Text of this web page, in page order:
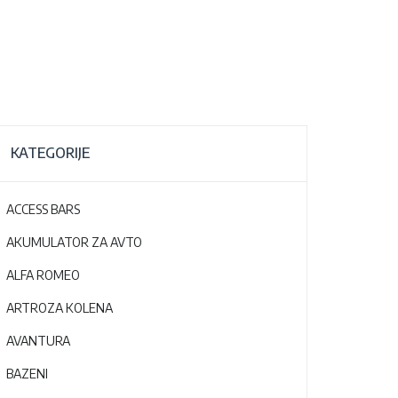
KATEGORIJE
ACCESS BARS
AKUMULATOR ZA AVTO
ALFA ROMEO
ARTROZA KOLENA
AVANTURA
BAZENI